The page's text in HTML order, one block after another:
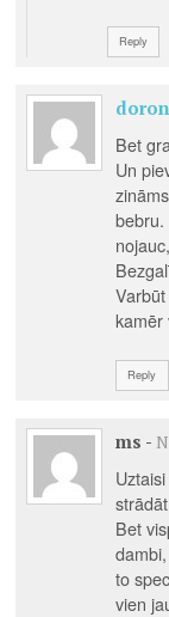
Reply
Bet
Un
bebru.
kamēr
Reply
ms -
Bet
to
vien